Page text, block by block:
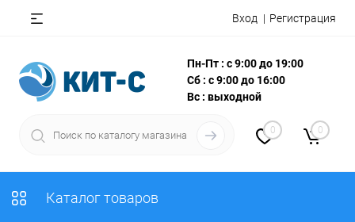
Вход Регистрация
Пн-Пт : с 9:00 до 19:00
Сб : с 9:00 до 16:00
Вс : выходной
0 0
Каталог товаров